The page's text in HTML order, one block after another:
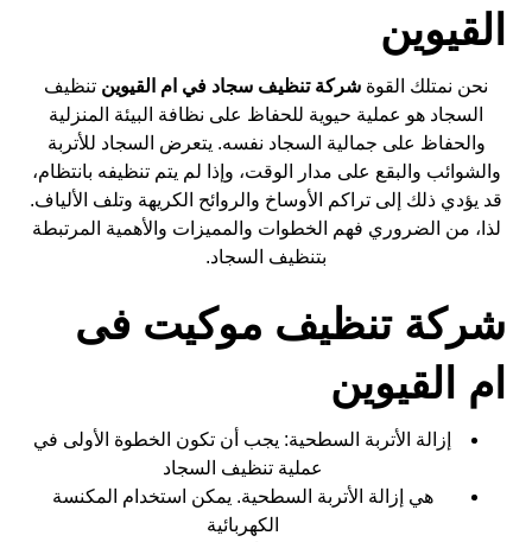
القيوين
نحن نمتلك القوة شركة تنظيف سجاد في ام القيوين تنظيف
السجاد هو عملية حيوية للحفاظ على نظافة البيئة المنزلية
والحفاظ على جمالية السجاد نفسه. يتعرض السجاد للأتربة
والشوائب والبقع على مدار الوقت، وإذا لم يتم تنظيفه بانتظام،
قد يؤدي ذلك إلى تراكم الأوساخ والروائح الكريهة وتلف الألياف.
لذا، من الضروري فهم الخطوات والمميزات والأهمية المرتبطة
بتنظيف السجاد.
شركة تنظيف موكيت فى
ام القيوين
إزالة الأتربة السطحية: يجب أن تكون الخطوة الأولى في
عملية تنظيف السجاد
هي إزالة الأتربة السطحية. يمكن استخدام المكنسة
الكهربائية